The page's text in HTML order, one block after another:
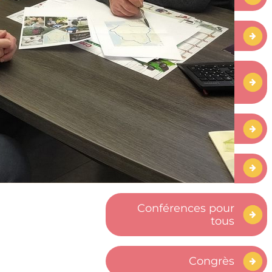
Bande son
Centre relais
téléphonique
Communiqué
Conférence
Conférences pour
tous
Congrès